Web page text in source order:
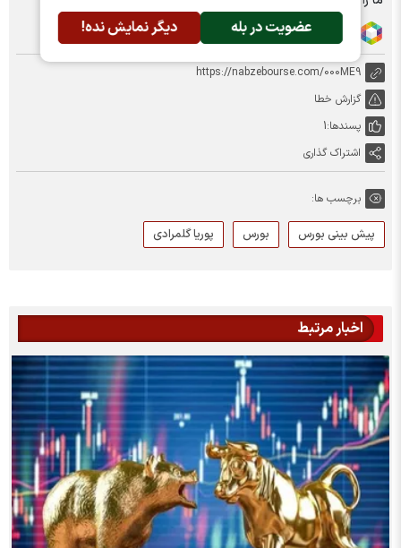
عضویت در بله دیگر نمایش نده!
https://nabzebourse.com/000ME9
گزارش خطا
پسندها:1
اشتراک گذاری
برچسب ها:
پیش بینی بورس بورس پوریا گلمرادی
اخبار مرتبط